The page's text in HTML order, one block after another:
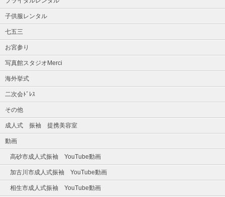
子供服レンタル
七五三
お宮参り
写真館スタジオMerci
海外挙式
二次会ﾄﾞﾚｽ
その他
成人式 振袖 提携美容室
動画
高砂市成人式振袖 YouTube動画
加古川市成人式振袖 YouTube動画
相生市成人式振袖 YouTube動画